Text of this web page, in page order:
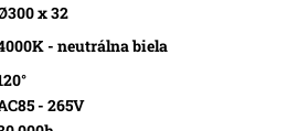
x 32
- neutrálna biela
- 265V